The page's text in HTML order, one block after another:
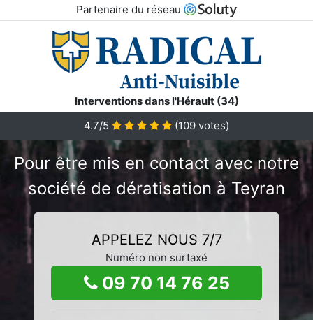
Partenaire du réseau
Interventions dans l'Hérault (34)
4.7/5
(109 votes)
Pour être mis en contact avec notre
société de dératisation à Teyran
APPELEZ NOUS 7/7
Numéro non surtaxé
09 70 14 76 25